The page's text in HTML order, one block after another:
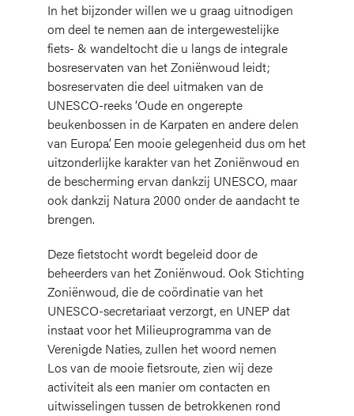
In het bijzonder willen we u graag uitnodigen
om deel te nemen aan de intergewestelijke
fiets- & wandeltocht die u langs de integrale
bosreservaten van het Zoniënwoud leidt;
bosreservaten die deel uitmaken van de
UNESCO-reeks ‘Oude en ongerepte
beukenbossen in de Karpaten en andere delen
van Europa’. Een mooie gelegenheid dus om het
uitzonderlijke karakter van het Zoniënwoud en
de bescherming ervan dankzij UNESCO, maar
ook dankzij Natura 2000 onder de aandacht te
brengen.
Deze fietstocht wordt begeleid door de
beheerders van het Zoniënwoud. Ook Stichting
Zoniënwoud, die de coördinatie van het
UNESCO-secretariaat verzorgt, en UNEP dat
instaat voor het Milieuprogramma van de
Verenigde Naties, zullen het woord nemen
Los van de mooie fietsroute, zien wij deze
activiteit als een manier om contacten en
uitwisselingen tussen de betrokkenen rond